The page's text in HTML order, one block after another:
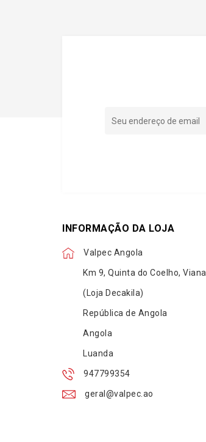
INFORMAÇÃO DA LOJA
Valpec Angola
Km 9, Quinta do Coelho, Viana
(Loja Decakila)
República de Angola
Angola
Luanda
947799354
geral@valpec.ao